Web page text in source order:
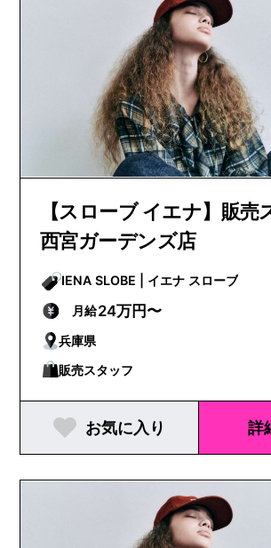
【スローブ イエナ】販売
西宮ガーデンズ店
IENA SLOBE | イエナ スローブ
月給24万円〜
兵庫県
販売スタッフ
お気に入り 詳